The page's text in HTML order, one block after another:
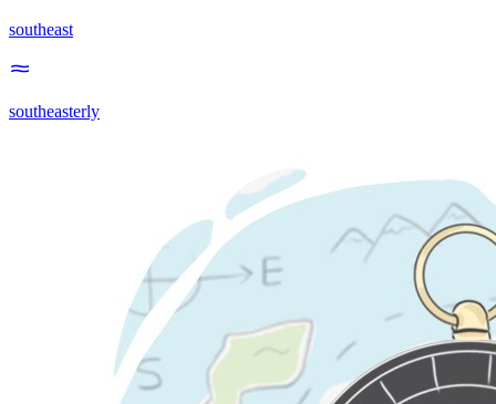
southeast
southeasterly